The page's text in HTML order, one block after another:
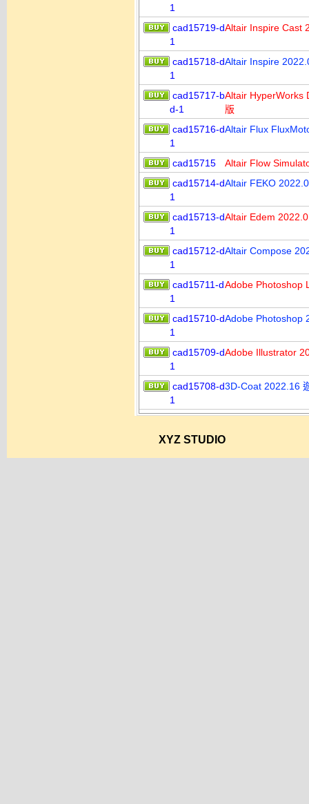
1
cad15719-d
1
Altair Inspire Cast
cad15718-d
1
Altair Inspire
cad15717-b
d-1
Altair HyperWorks
版
cad15716-d
1
Altair Flux
cad15715
Altair Flow
cad15714-d
1
Altair FEKO
cad15713-d
1
Altair Edem
cad15712-d
1
Altair Compose
cad15711-d
1
Adobe Photoshop
cad15710-d
1
Adobe Photoshop
cad15709-d
1
Adobe Illustrator
cad15708-d
1
3D-Coat 2022.16
XYZ STUDIO